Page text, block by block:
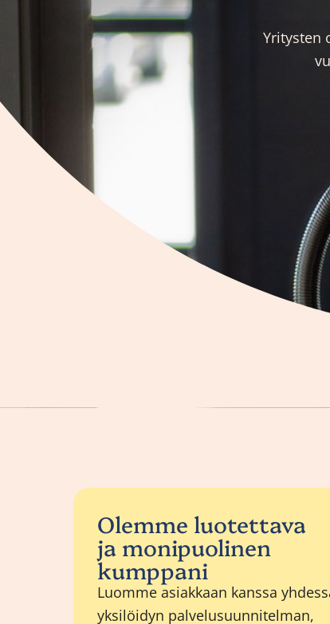
Yritysten
Olemme luotettava
ja monipuolinen
kumppani
Luomme asiakkaan kanssa
yksilöidyn palvelusuunnitelman,